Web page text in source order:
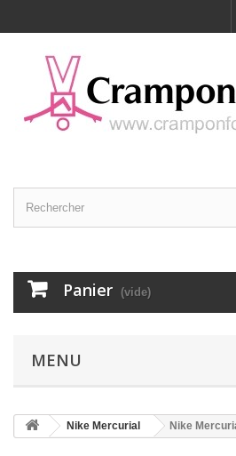
Panier (vide)
MENU
Nike Mercurial Nike